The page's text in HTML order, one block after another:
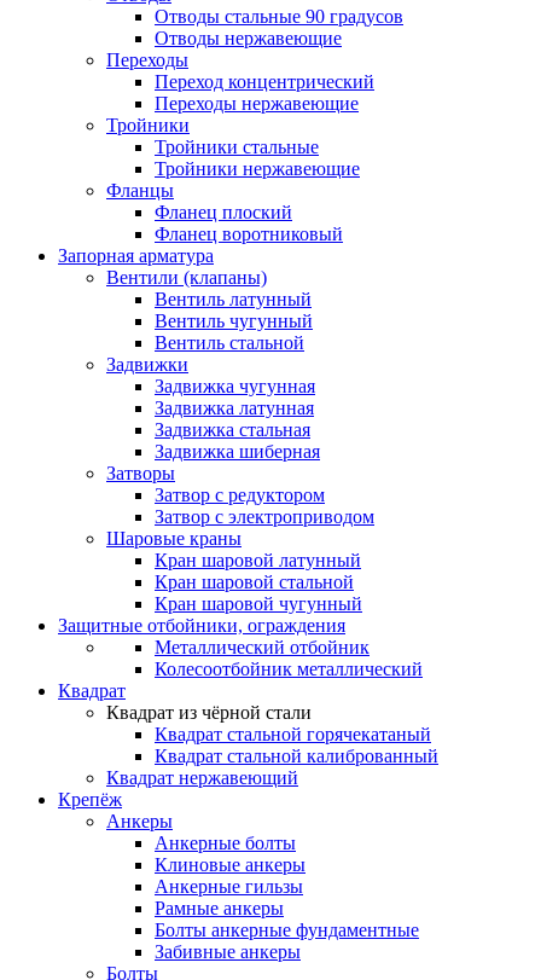
Отводы стальные 90 градусов
Отводы нержавеющие
Переходы
Переход концентрический
Переходы нержавеющие
Тройники
Тройники стальные
Тройники нержавеющие
Фланцы
Фланец плоский
Фланец воротниковый
Запорная арматура
Вентили (клапаны)
Вентиль латунный
Вентиль чугунный
Вентиль стальной
Задвижки
Задвижка чугунная
Задвижка латунная
Задвижка стальная
Задвижка шиберная
Затворы
Затвор с редуктором
Затвор с электроприводом
Шаровые краны
Кран шаровой латунный
Кран шаровой стальной
Кран шаровой чугунный
Защитные отбойники, ограждения
Металлический отбойник
Колесоотбойник металлический
Квадрат
Квадрат из чёрной стали
Квадрат стальной горячекатаный
Квадрат стальной калиброванный
Квадрат нержавеющий
Крепёж
Анкеры
Анкерные болты
Клиновые анкеры
Анкерные гильзы
Рамные анкеры
Болты анкерные фундаментные
Забивные анкеры
Болты